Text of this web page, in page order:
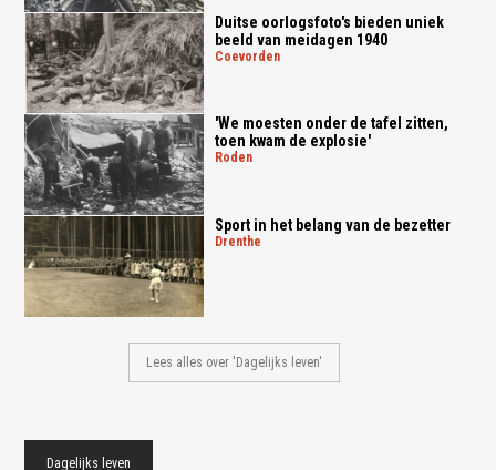
Duitse oorlogsfoto's bieden uniek
beeld van meidagen 1940
coevorden
'We moesten onder de tafel zitten,
toen kwam de explosie'
roden
Sport in het belang van de bezetter
drenthe
Lees alles over 'Dagelijks leven'
Dagelijks leven